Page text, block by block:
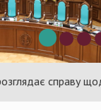
справу щодо